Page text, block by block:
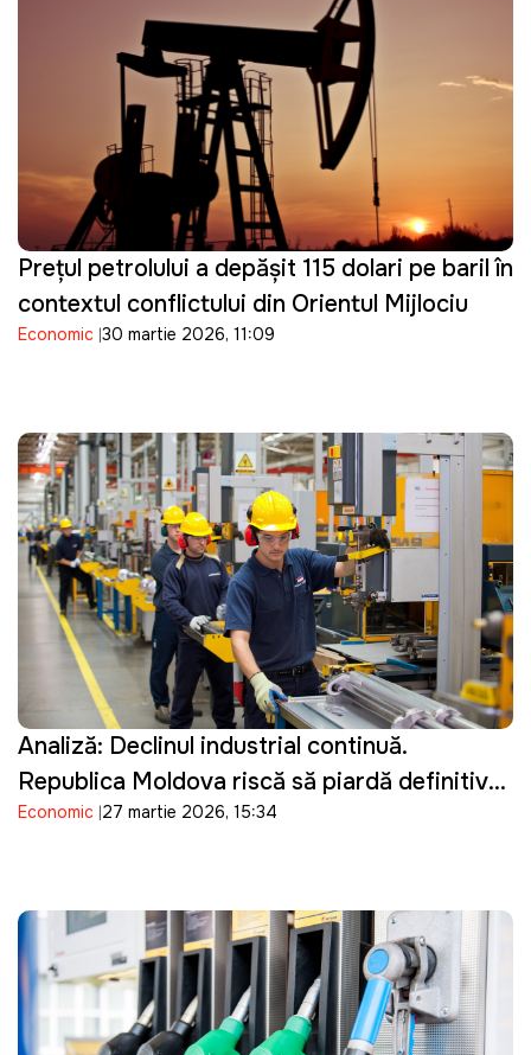
Prețul petrolului a depășit 115 dolari pe baril în
contextul conflictului din Orientul Mijlociu
Economic 30 martie 2026, 11:09
Analiză: Declinul industrial continuă.
Republica Moldova riscă să piardă definitiv
potențialul industrial
Economic 27 martie 2026, 15:34